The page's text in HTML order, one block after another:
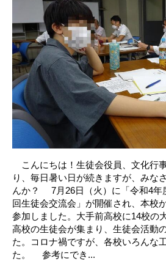
こんにちは！生徒会役員、文化行
り、毎日暑い日が続きますが、みな
んか？ 7月26日（火）に「令和4年
回生徒会交流会」が開催され、本校
参加しました。大手前高校に14校の
高校の生徒会が集まり、生徒会活動
た。コロナ禍ですが、各校いろんな
た。 参考にでき...